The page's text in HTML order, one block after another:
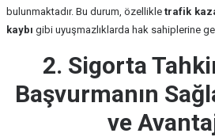
bulunmaktadır. Bu durum, özellikletrafik
kaybı gibi uyuşmazlıklarda hak sahiplerine
2. Sigorta
Başvurmanın
ve